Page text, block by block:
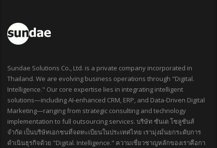
Sundae Solutions Co., Ltd. is a private company incorporated in
Thailand. We are evolving business operations through "Digital.
Intelligence." Our core expertise lies in integrating intelligent
solutions—including AI-enhanced CRM, ERP, and Data-Driven Digital
Marketing—ranging from strategic consulting and technology
implementation to full outsourcing services. บริษัท ซันเด โซลูชันส์
จำกัด เป็นบริษัทเอกชนที่จดทะเบียนในประเทศไทย เรามุ่งมั่นยกระดับการ
ดำเนินธุรกิจด้วย "Digital. Intelligence." ความเชี่ยวชาญหลักของเราคือกา